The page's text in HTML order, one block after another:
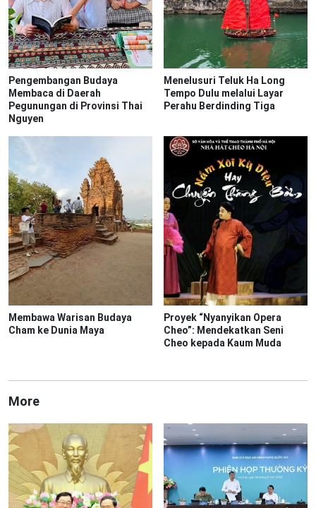
Pengembangan Budaya
Membaca di Daerah
Pegunungan di Provinsi Thai
Nguyen
Menelusuri Teluk Ha Long
Tempo Dulu melalui Layar
Perahu Berdinding Tiga
Membawa Warisan Budaya
Cham ke Dunia Maya
Proyek “Nyanyikan Opera
Cheo”: Mendekatkan Seni
Cheo kepada Kaum Muda
More